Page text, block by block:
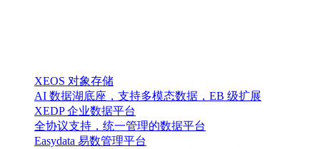
XEOS 对象存储
AI 数据湖底座，支持多模态数据，EB 级扩展
XEDP 企业数据平台
全协议支持，统一管理的数据平台
Easydata 易数管理平台